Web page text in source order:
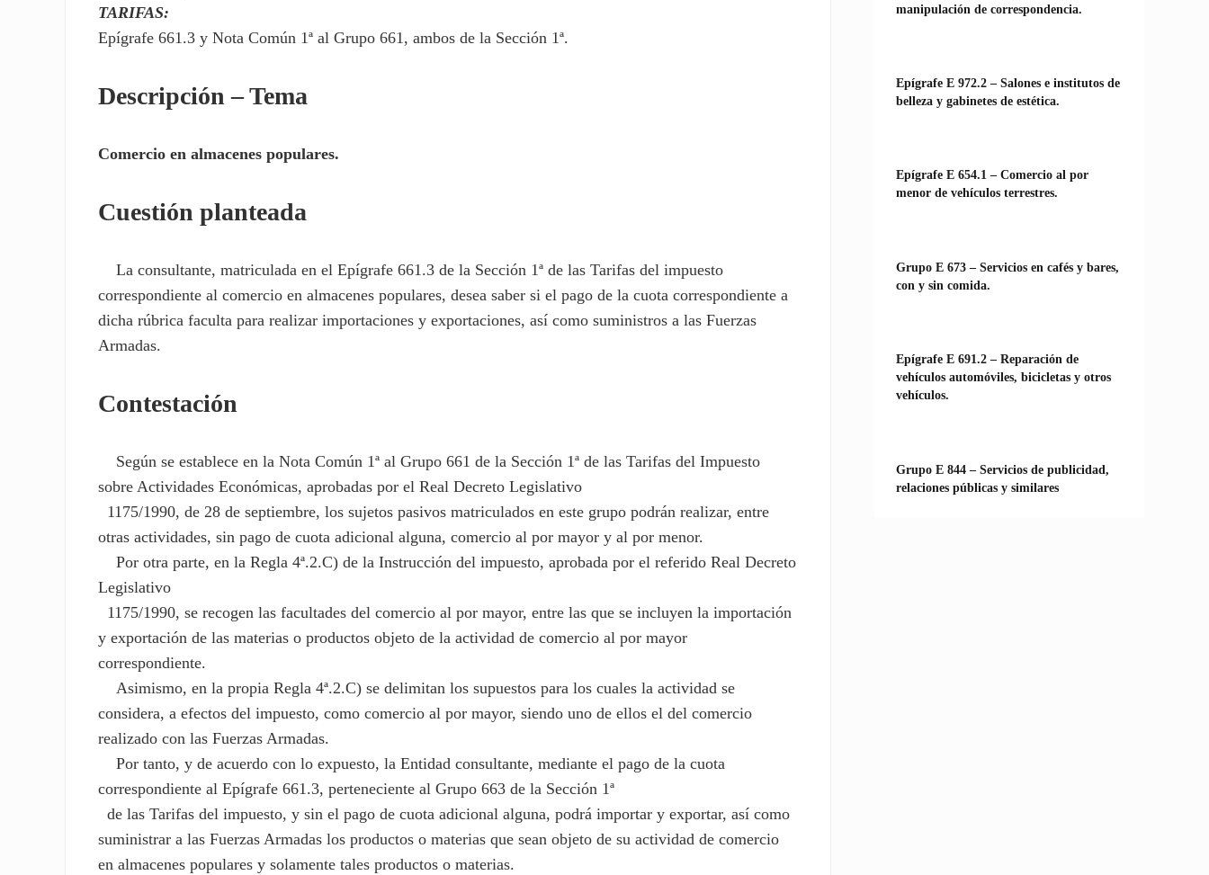
TARIFAS:
Epígrafe 661.3 y Nota Común 1ª al Grupo 661, ambos de la Sección 1ª.
Descripción – Tema
Comercio en almacenes populares.
Cuestión planteada
La consultante, matriculada en el Epígrafe 661.3 de la Sección 1ª de las Tarifas del impuesto
correspondiente al comercio en almacenes populares, desea saber si el pago de la cuota correspondiente a
dicha rúbrica faculta para realizar importaciones y exportaciones, así como suministros a las Fuerzas
Armadas.
Contestación
Según se establece en la Nota Común 1ª al Grupo 661 de la Sección 1ª de las Tarifas del Impuesto
sobre Actividades Económicas, aprobadas por el Real Decreto Legislativo
1175/1990, de 28 de septiembre, los sujetos pasivos matriculados en este grupo podrán realizar, entre
otras actividades, sin pago de cuota adicional alguna, comercio al por mayor y al por menor.
Por otra parte, en la Regla 4ª.2.C) de la Instrucción del impuesto, aprobada por el referido Real Decreto
Legislativo
1175/1990, se recogen las facultades del comercio al por mayor, entre las que se incluyen la importación
y exportación de las materias o productos objeto de la actividad de comercio al por mayor
correspondiente.
Asimismo, en la propia Regla 4ª.2.C) se delimitan los supuestos para los cuales la actividad se
considera, a efectos del impuesto, como comercio al por mayor, siendo uno de ellos el del comercio
realizado con las Fuerzas Armadas.
Por tanto, y de acuerdo con lo expuesto, la Entidad consultante, mediante el pago de la cuota
correspondiente al Epígrafe 661.3, perteneciente al Grupo 663 de la Sección 1ª
de las Tarifas del impuesto, y sin el pago de cuota adicional alguna, podrá importar y exportar, así como
suministrar a las Fuerzas Armadas los productos o materias que sean objeto de su actividad de comercio
en almacenes populares y solamente tales productos o materias.
manipulación de correspondencia.
Epígrafe E 972.2 – Salones e institutos de
belleza y gabinetes de estética.
Epígrafe E 654.1 – Comercio al por
menor de vehículos terrestres.
Grupo E 673 – Servicios en cafés y bares,
con y sin comida.
Epígrafe E 691.2 – Reparación de
vehículos automóviles, bicicletas y otros
vehículos.
Grupo E 844 – Servicios de publicidad,
relaciones públicas y similares